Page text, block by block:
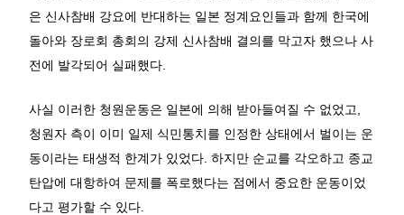
은 신사참배 강요에 반대하는 일본 정계요인들과 함께 한국에
돌아와 장로회 총회의 강제 신사참배 결의를 막고자 했으나 사
전에 발각되어 실패했다.
사실 이러한 청원운동은 일본에 의해 받아들여질 수 없었고,
청원자 측이 이미 일제 식민통치를 인정한 상태에서 벌이는 운
동이라는 태생적 한계가 있었다. 하지만 순교를 각오하고 종교
탄압에 대항하여 문제를 폭로했다는 점에서 중요한 운동이었
다고 평가할 수 있다.